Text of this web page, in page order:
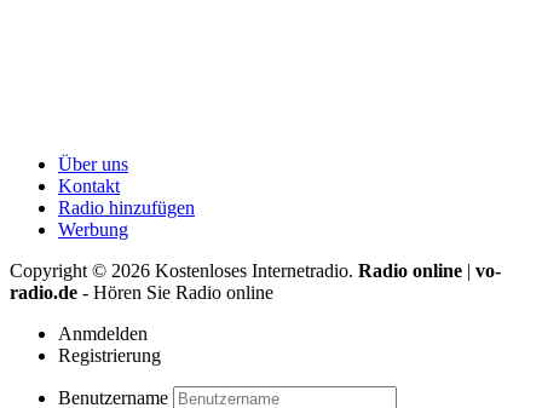
Über uns
Kontakt
Radio hinzufügen
Werbung
Copyright © 2026 Kostenloses Internetradio. Radio online | vo-
radio.de - Hören Sie Radio online
Anmdelden
Registrierung
Benutzername